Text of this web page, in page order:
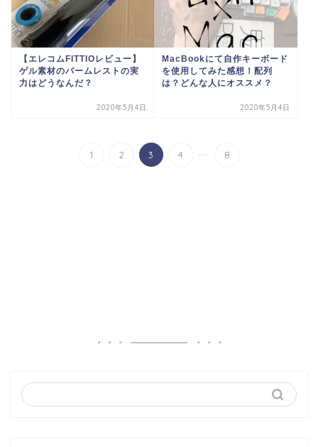
【エレコムFITTIOレビュー】
ゲル素材のパームレストの実
力はどうなんだ？
2020年5月4日
MacBookにて自作キーボード
を使用してみた感想！配列
は？どんな人にオススメ？
2020年5月4日
1 2 3 4 ... 8